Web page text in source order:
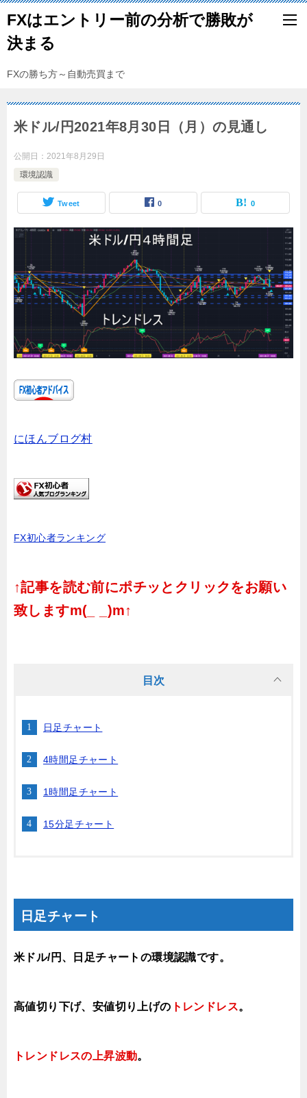
FXはエントリー前の分析で勝敗が
決まる
FXの勝ち方～自動売買まで
米ドル/円2021年8月30日（月）の見通し
公開日： 2021年8月29日
環境認識
Tweet 0 0
にほんブログ村
FX初心者ランキング
↑記事を読む前にポチッとクリックをお願い
致しますm(_ _)m↑
目次
日足チャート
4時間足チャート
1時間足チャート
15分足チャート
日足チャート
米ドル/円、日足チャートの環境認識です。
高値切り下げ、安値切り上げの トレンドレス。
トレンドレスの上昇波動。